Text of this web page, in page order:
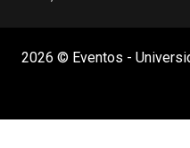
2026 © Eventos -